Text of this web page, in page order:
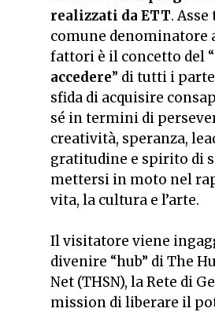
realizzati da ETT.
comune denominatore
fattori è il concetto del “
accedere” di tutti i
sfida di acquisire
sé in termini di
creatività, speranza,
gratitudine e spirito di
mettersi in moto nel
vita, la cultura e l’arte.
Il visitatore viene
divenire “hub” diThe
Net (THSN), la Rete di
mission di liberare il